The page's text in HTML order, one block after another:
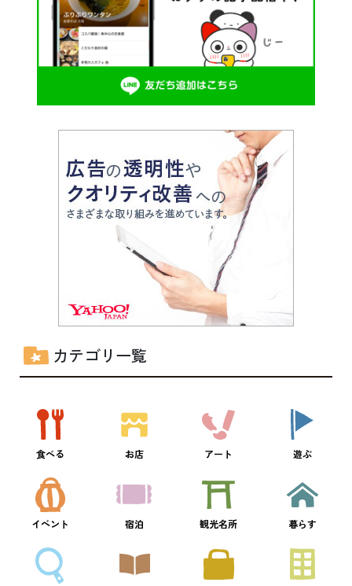
カテゴリ一覧
食べる お店 アート 遊ぶ
イベント 宿泊 観光名所 暮らす